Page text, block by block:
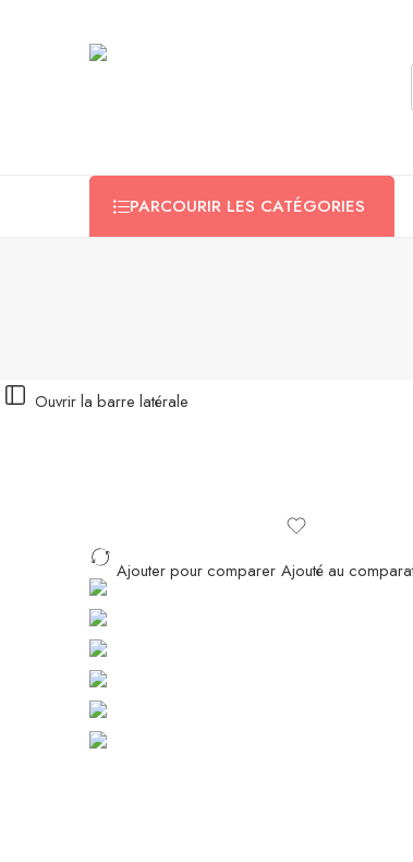
PARCOURIR LES CATÉGORIES
Ouvrir la barre latérale
Ajouter pour comparer Ajouté au